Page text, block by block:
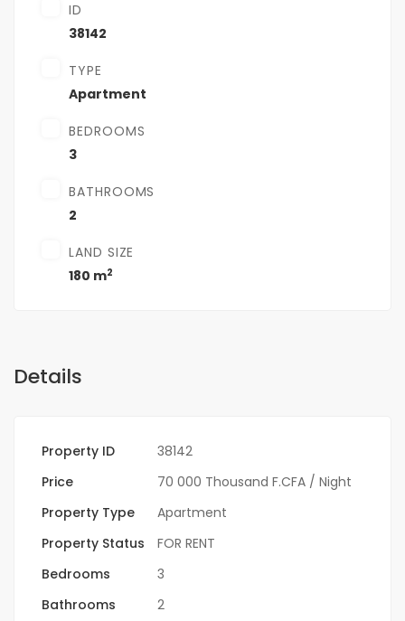
ID
38142
TYPE
Apartment
BEDROOMS
3
BATHROOMS
2
LAND SIZE
180 m2
Details
Property ID
38142
Price
70 000 Thousand F.CFA / Night
Property Type
Apartment
Property Status
FOR RENT
Bedrooms
3
Bathrooms
2